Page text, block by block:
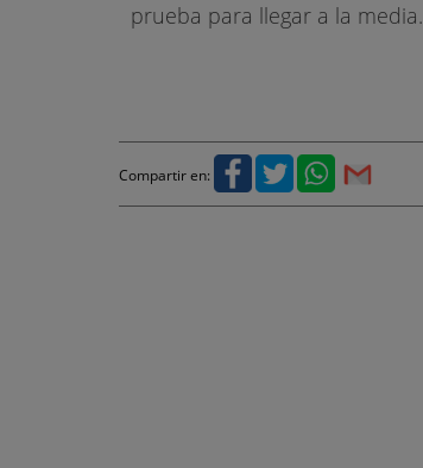
prueba para llegar a la media.
Compartir en: